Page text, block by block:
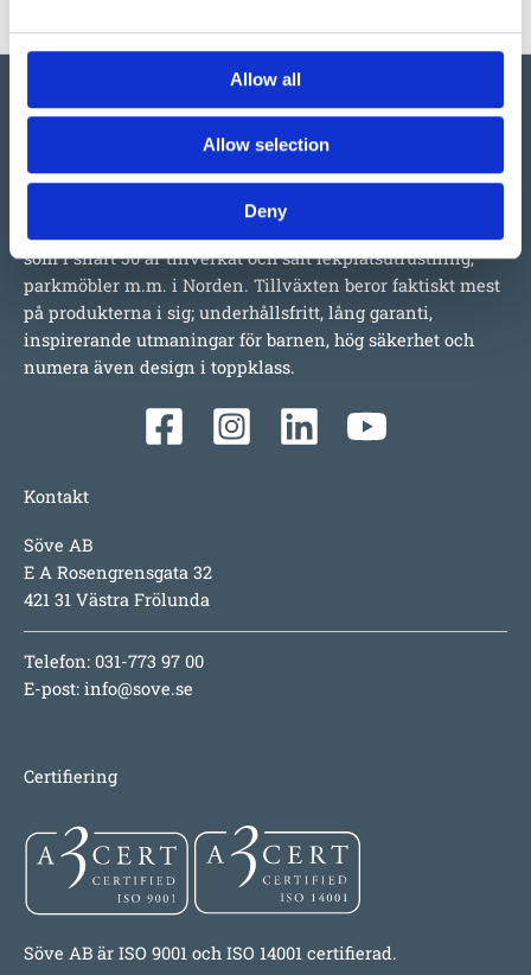
Allow all
Allow selection
Deny
Vi har så mycket vi skulle vilja berätta om detta både
stora och lilla företag i Ulefoss, Norge. Ett familjeföretag
som i snart 50 år tillverkat och sålt lekplatsutrustning,
parkmöbler m.m. i Norden. Tillväxten beror faktiskt mest
på produkterna i sig; underhållsfritt, lång garanti,
inspirerande utmaningar för barnen, hög säkerhet och
numera även design i toppklass.
Kontakt
Söve AB
E A Rosengrensgata 32
421 31 Västra Frölunda
Telefon: 031-773 97 00
E-post: info@sove.se
Certifiering
Söve AB är ISO 9001 och ISO 14001 certifierad.